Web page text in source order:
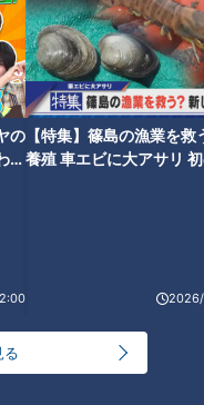
の
実
【特集】篠島の漁業を救
養殖 車エビに大アサリ
る
こちら